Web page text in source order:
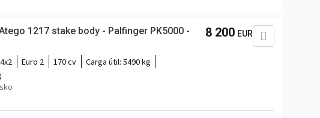
1217 stake body - Palfinger PK5000 -
4x2 Euro 2 170 cv Carga útil: 5490 kg
8 200 EUR